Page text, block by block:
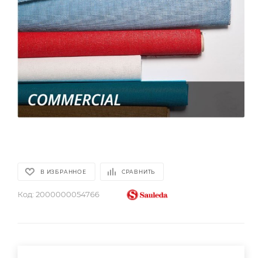
В ИЗБРАННОЕ СРАВНИТЬ
Код: 2000000054766